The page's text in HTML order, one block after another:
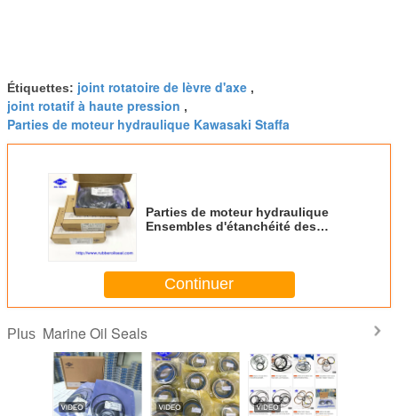
Étiquettes: joint rotatoire de lèvre d'axe ,
joint rotatif à haute pression ,
Parties de moteur hydraulique Kawasaki Staffa
Parties de moteur hydraulique
Ensembles d'étanchéité des
Continuer
Plus Marine Oil Seals